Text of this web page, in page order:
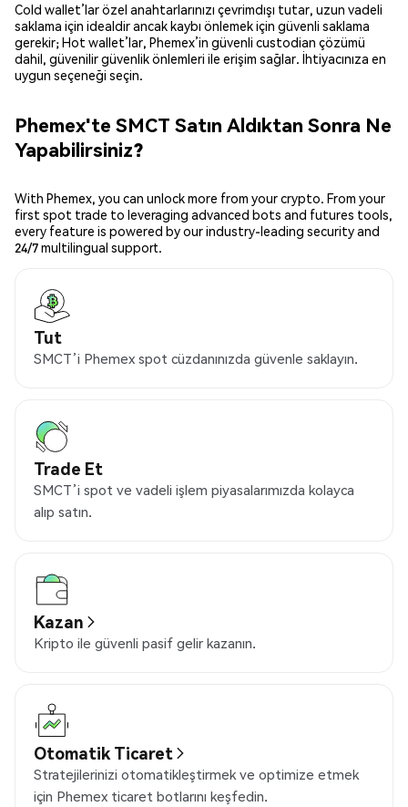
Cold wallet’lar özel anahtarlarınızı çevrimdışı tutar, uzun vadeli
saklama için idealdir ancak kaybı önlemek için güvenli saklama
gerekir; Hot wallet’lar, Phemex’in güvenli custodian çözümü
dahil, güvenilir güvenlik önlemleri ile erişim sağlar. İhtiyacınıza en
uygun seçeneği seçin.
Phemex'te SMCT Satın Aldıktan Sonra Ne
Yapabilirsiniz?
With Phemex, you can unlock more from your crypto. From your
first spot trade to leveraging advanced bots and futures tools,
every feature is powered by our industry-leading security and
24/7 multilingual support.
Tut
SMCT’i Phemex spot cüzdanınızda güvenle saklayın.
Trade Et
SMCT’i spot ve vadeli işlem piyasalarımızda kolayca
alıp satın.
Kazan
Kripto ile güvenli pasif gelir kazanın.
Otomatik Ticaret
Stratejilerinizi otomatikleştirmek ve optimize etmek
için Phemex ticaret botlarını keşfedin.